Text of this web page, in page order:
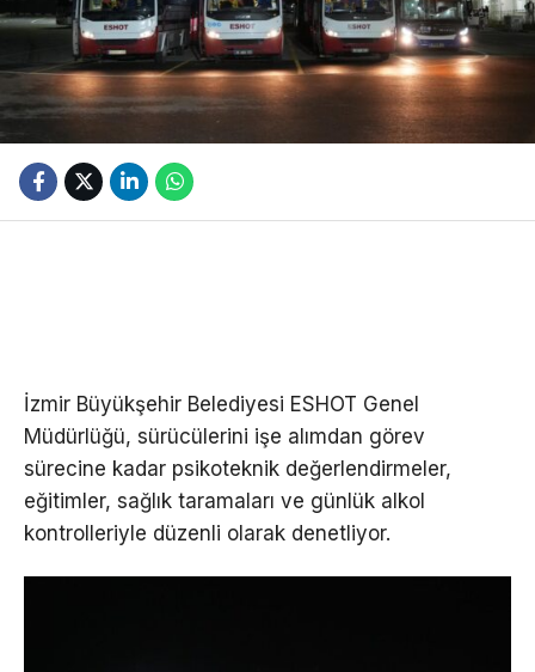
İzmir Büyükşehir Belediyesi ESHOT Genel
Müdürlüğü, sürücülerini işe alımdan görev
sürecine kadar psikoteknik değerlendirmeler,
eğitimler, sağlık taramaları ve günlük alkol
kontrolleriyle düzenli olarak denetliyor.